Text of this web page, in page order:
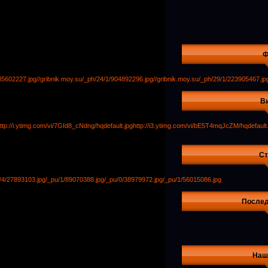
//gribnik.moy.su/_ph/24/1/904892296.jpg//gribnik.moy.su/_ph/29/1/
i.ytimg.com/vi/7GId8_cNdng/hqdefault.jpghttp://i3.ytimg.com/vi/bE5T4mqJcZM/
27893103.jpg/_pu/1/89070388.jpg/_pu/0/38979972.jpg/_pu/1/56015086.jpg
Наш